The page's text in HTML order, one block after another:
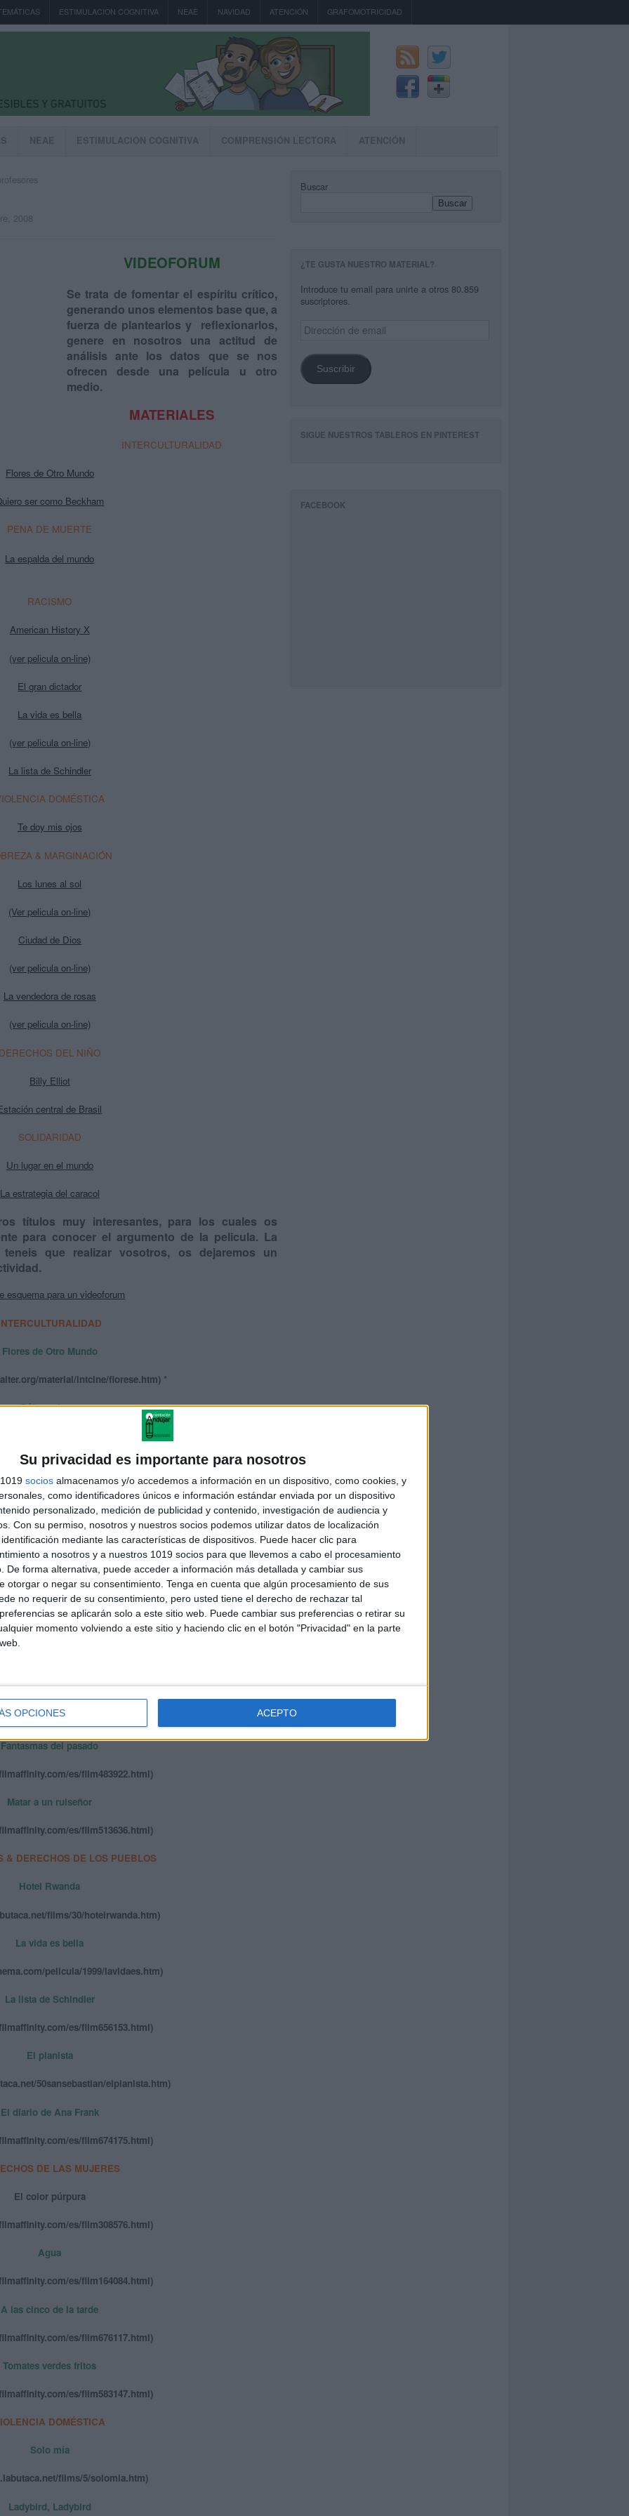
Su privacidad es importante para nosotros
socios almacenamos y/o accedemos a información en un dispositivo, como cookies, y
como identificadores únicos e información estándar enviada por un dispositivo
personalizado, medición de publicidad y contenido, investigación de audiencia y
Con su permiso, nosotros y nuestros socios podemos utilizar datos de localización
mediante las características de dispositivos. Puede hacer clic para
a nosotros y a nuestros 1019 socios para que llevemos a cabo el procesamiento
De forma alternativa, puede acceder a información más detallada y cambiar sus
otorgar o negar su consentimiento. Tenga en cuenta que algún procesamiento de sus
no requerir de su consentimiento, pero usted tiene el derecho de rechazar tal
se aplicarán solo a este sitio web. Puede cambiar sus preferencias o retirar su
momento volviendo a este sitio y haciendo clic en el botón "Privacidad" en la parte
OPCIONES ACEPTO
ESTIMULACION COGNITIVA NEAE NAVIDAD ATENCIÓN GRAFOMOTRICIDAD
NEAE ESTIMULACION COGNITIVA COMPRENSIÓN LECTORA ATENCIÓN
2008
VIDEOFORUM
Se trata de fomentar el espíritu crítico,
generando unos elementos base que, a
fuerza de plantearlos y reflexionarlos,
genere en nosotros una actitud de
análisis ante los datos que se nos
ofrecen desde una película u otro
medio.
MATERIALES
INTERCULTURALIDAD
Flores de Otro Mundo
ser como Beckham
PENA DE MUERTE
La espalda del mundo
RACISMO
American History X
(ver pelicula on-line)
El gran dictador
La vida es bella
(ver pelicula on-line)
La lista de Schindler
DOMÉSTICA
Te doy mis ojos
& MARGINACIÓN
Los lunes al sol
(Ver pelicula on-line)
Ciudad de Dios
(ver pelicula on-line)
La vendedora de rosas
(ver pelicula on-line)
DEL NIÑO
Billy Elliot
central de Brasil
SOLIDARIDAD
Un lugar en el mundo
La estrategia del caracol
títulos muy interesantes, para los cuales os
para conocer el argumento de la pelicula. La
que realizar vosotros, os dejaremos un
esquema para un videoforum
Flores de Otro Mundo
material/intcine/florese.htm) *
Sólo un beso
54berlinale/aefondkiss.htm)
Poniente
films/11/poniente.htm)
PENA DE MUERTE
es/film313248.html)
Pena de muerte
dvd/penademuerte/10690/)
es/film411856.html)
RACISMO
Fantasmas del pasado
es/film483922.html)
Matar a un ruiseñor
es/film513636.html)
& DERECHOS DE LOS PUEBLOS
Hotel Rwanda
films/30/hotelrwanda.htm)
La vida es bella
pelicula/1999/lavidaes.htm)
La lista de Schindler
es/film656153.html)
El pianista
50sansebastian/elpianista.htm)
El diario de Ana Frank
es/film674175.html)
DE LAS MUJERES
El color púrpura
es/film308576.html)
Agua
es/film164084.html)
A las cinco de la tarde
es/film676117.html)
Tomates verdes fritos
es/film583147.html)
DOMÉSTICA
Solo mía
films/5/solomia.htm)
Ladybird, Ladybird
Buscar
Buscar
¿TE GUSTA NUESTRO MATERIAL?
Introduce tu email para unirte a otros 80.859
suscriptores.
Dirección
de
Suscribir
SIGUE NUESTROS TABLEROS EN PINTEREST
FACEBOOK